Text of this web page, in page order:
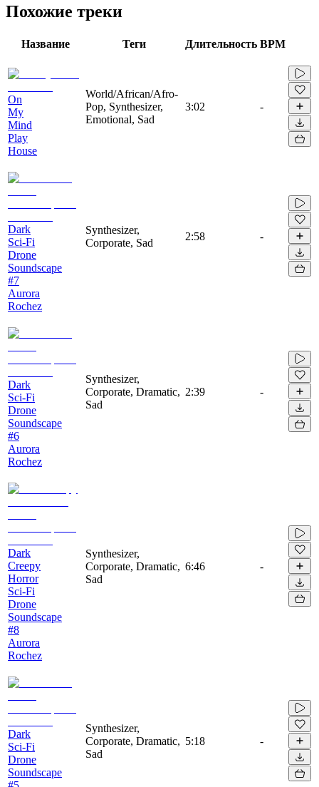
Похожие треки
Название Теги Длительность BPM
On
My
Mind
Play
House
World/African/Afro-
Pop, Synthesizer,
Emotional, Sad
3:02 -
Dark
Sci-Fi
Drone
Soundscape
#7
Aurora
Rochez
Synthesizer,
Corporate, Sad
2:58 -
Dark
Sci-Fi
Drone
Soundscape
#6
Aurora
Rochez
Synthesizer,
Corporate, Dramatic,
Sad
2:39 -
Dark
Creepy
Horror
Sci-Fi
Drone
Soundscape
#8
Aurora
Rochez
Synthesizer,
Corporate, Dramatic,
Sad
6:46 -
Dark
Sci-Fi
Drone
Soundscape
Synthesizer,
Corporate, Dramatic,
Sad
5:18 -